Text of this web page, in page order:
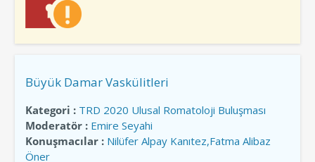
Büyük Damar Vaskülitleri
Kategori : TRD 2020 Ulusal Romatoloji Buluşması
Moderatör : Emire Seyahi
Konuşmacılar : Nilüfer Alpay Kanıtez,Fatma Alibaz
Öner